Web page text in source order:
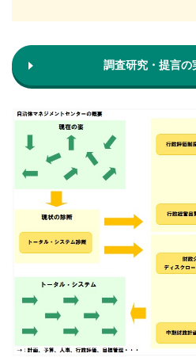
調査研究・提言の